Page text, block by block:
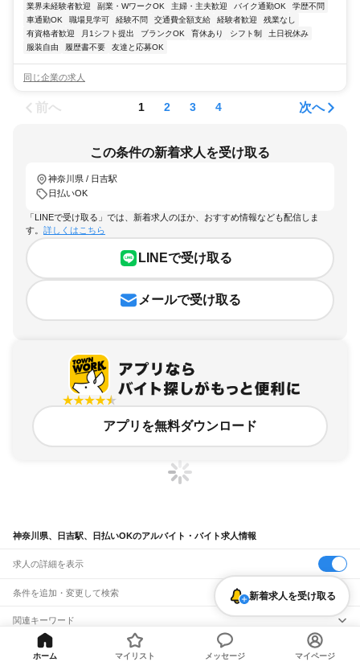
業界未経験者歓迎 副業・WワークOK 主婦・主夫歓迎 バイク通勤OK
学歴不問
車通勤OK
職場見学可 経験不問 交通費全額支給 経験者歓迎
残業なし
有資格者歓迎
月1シフト提出 ブランクOK 育休あり シフト制
土日祝休み
服装自由
履歴書不要 友達と応募OK
同じ企業の求人
前へ 1 2 3 4 次へ
この条件の新着求人を受け取る
神奈川県 / 日吉駅
日払いOK
「LINEで受け取る」では、新着求人のほか、おすすめ情報なども配信しま
す。 詳しくはこちら
LINEで受け取る
メールで受け取る
アプリを無料ダウンロード
神奈川県、日吉駅、日払いOKのアルバイト・バイト求人情報
求人の詳細を表示
条件を追加・変更して検索
市区町村を追加・変更
神奈川県
神奈川県
駅を追加・変更
関連キーワード
完全在宅ワーク 全国 シール貼り 在宅 ガチャガチャ
バイトTOP
横浜市 日吉駅
日払いOKのアルバ
新着求人を受け取る
ホーム マイリスト メッセージ マイページ